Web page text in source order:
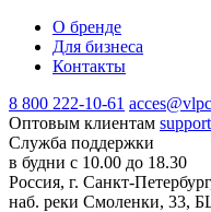
О бренде
Для бизнеса
Контакты
8 800 222-10-61
Оптовым клиентам
Служба поддержки
в будни с 10.00 до 18.30
Россия, г. Санкт-
наб. реки Смоленки, 33,